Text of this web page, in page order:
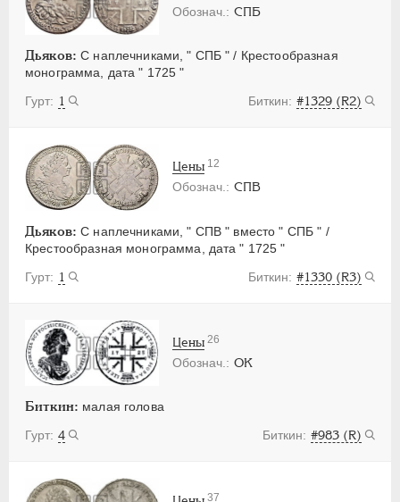
СПБ
Дьяков: С наплечниками, " СПБ " / Крестообразная
монограмма, дата " 1725 "
1
#1329 (R2)
СПВ
Дьяков: С наплечниками, " СПВ " вместо " СПБ " /
Крестообразная монограмма, дата " 1725 "
1
#1330 (R3)
Цены 12
OK
Биткин: малая голова
4
#983 (R)
Цены 26
37